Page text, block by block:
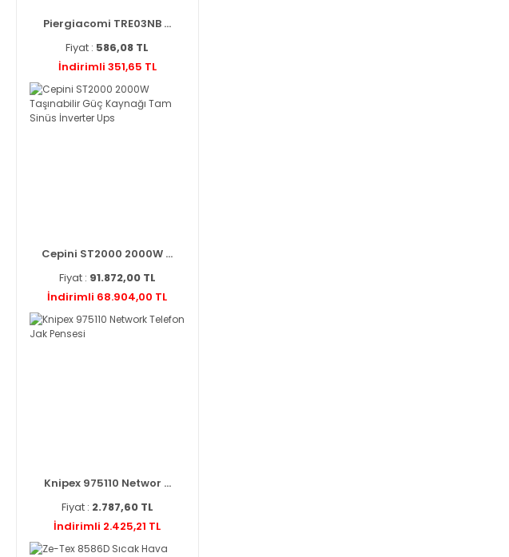
Piergiacomi TRE03NB ...
Fiyat : 586,08 TL
İndirimli 351,65 TL
Cepini ST2000 2000W ...
Fiyat : 91.872,00 TL
İndirimli 68.904,00 TL
Knipex 975110 Networ ...
Fiyat : 2.787,60 TL
İndirimli 2.425,21 TL